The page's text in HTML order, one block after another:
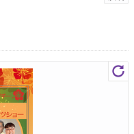
g
a